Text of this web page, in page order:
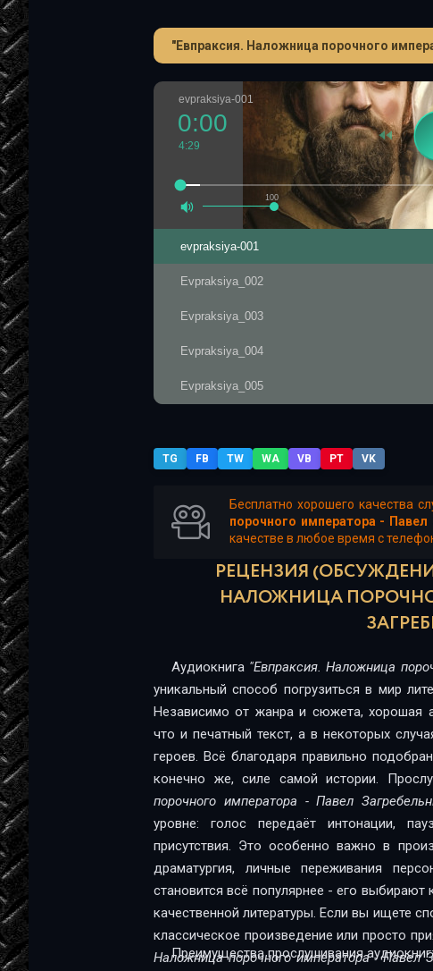
"Евпраксия. Наложница порочного
evpraksiya-001
100
0:00
4:29
evpraksiya-001
Evpraksiya_002
Evpraksiya_003
Evpraksiya_004
Evpraksiya_005
Evpraksiya_007
Evpraksiya_009
Evpraksiya_011
Evpraksiya_013
Evpraksiya_015
Evpraksiya_017
Evpraksiya_018
Evpraksiya_019
Evpraksiya_020
Evpraksiya_021
TG FB TW WA VB PT VK
Бесплатно хорошего качества
порочного императора - Павел
качестве в любое время с
РЕЦЕНЗИЯ
НАЛОЖНИЦА
Аудиокнига "Евпраксия. Наложница
уникальный способ погрузиться в мир
Независимо от жанра и сюжета, хорошая
что и печатный текст, а в некоторых
героев. Всё благодаря правильно
конечно же, силе самой истории.
порочного императора - Павел
уровне: голос передаёт интонации,
присутствия. Это особенно важно в
драматургия, личные переживания
становится всё популярнее - его
качественной литературы. Если вы ищете способ познакомиться с новой книгой, освежить
классическое произведение или просто
Наложница порочного императора - Павел
Преимущества прослушивания аудиокниг: